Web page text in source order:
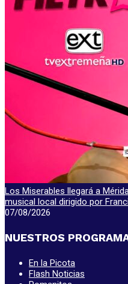
Los Miserables llegará a
musical local dirigido por
07/08/2026
NUESTROS
En la Picota
Flash Noticias